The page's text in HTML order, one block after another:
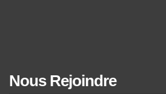
Nous Rejoindre